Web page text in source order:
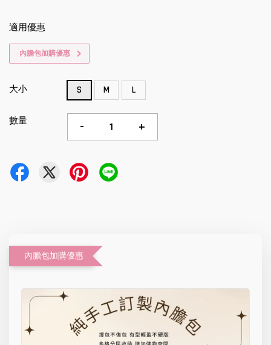
適用優惠
內膽包加購優惠
大小 S M L
數量 - +
內膽包加購優惠